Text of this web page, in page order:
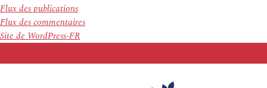
Flux des publications
Flux des commentaires
Site de WordPress-FR